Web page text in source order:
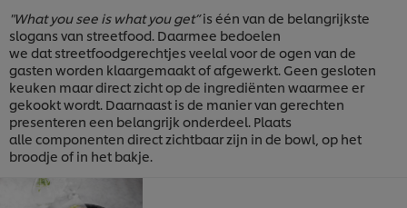
"What you see is what you get”is één van de belangrijkste
slogans van streetfood. Daarmee bedoelen
we dat streetfoodgerechtjes veelal voor de ogen van de
gasten worden klaargemaakt of afgewerkt. Geen gesloten
keuken maar direct zicht op de ingrediënten waarmee er
gekookt wordt. Daarnaast is de manier van gerechten
presenteren een belangrijk onderdeel. Plaats
alle componenten direct zichtbaar zijn in de bowl, op het
broodje of in het bakje.